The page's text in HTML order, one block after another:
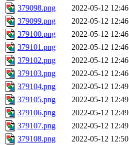
379098.png
2022-05-12 12:46
379099.png
2022-05-12 12:46
379100.png
2022-05-12 12:46
379101.png
2022-05-12 12:46
379102.png
2022-05-12 12:46
379103.png
2022-05-12 12:46
379104.png
2022-05-12 12:49
379105.png
2022-05-12 12:49
379106.png
2022-05-12 12:49
379107.png
2022-05-12 12:49
379108.png
2022-05-12 12:50